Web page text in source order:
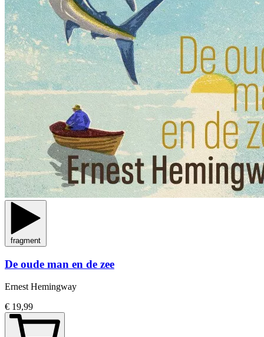
fragment
De oude man en de zee
Ernest Hemingway
€ 19,99